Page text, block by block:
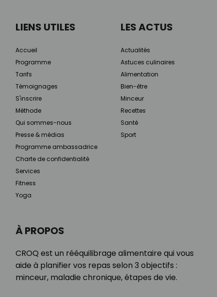
À PROPOS
CROQ est un rééquilibrage alimentaire qui vous
aide à planifier vos repas selon 3 objectifs :
minceur, maladie chronique, étapes de vie.
LIENS UTILES
Accueil
Programme
Tarifs
Témoignages
S'inscrire
Méthode
Qui sommes-nous
Presse & médias
Programme ambassadrice
Charte de confidentialité
Services
Fitness
Yoga
LES ACTUS
Actualités
Astuces culinaires
Alimentation
Bien-être
Minceur
Recettes
Santé
Sport